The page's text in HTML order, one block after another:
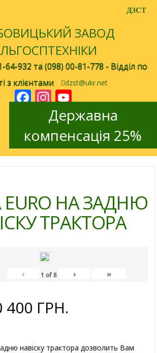
64-932 та(098) 00-81-778 - Відділ по
з клієнтами
dzst@ukr.net
Facebook
Instagram
YouTube
Channel
ru
Державна
компенсація 25%
НА ЗАДНЮ
ТРАКТОРА
‹ 1 of8 › »
400 ГРН.
навіску трактора дозволить Вам
ДЗСТ